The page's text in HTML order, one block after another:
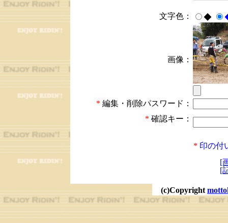
文字色： ◆
画像：
* 編集・削除パスワード：
* 確認キー：
* 印の付
[
[
(c)Copyright